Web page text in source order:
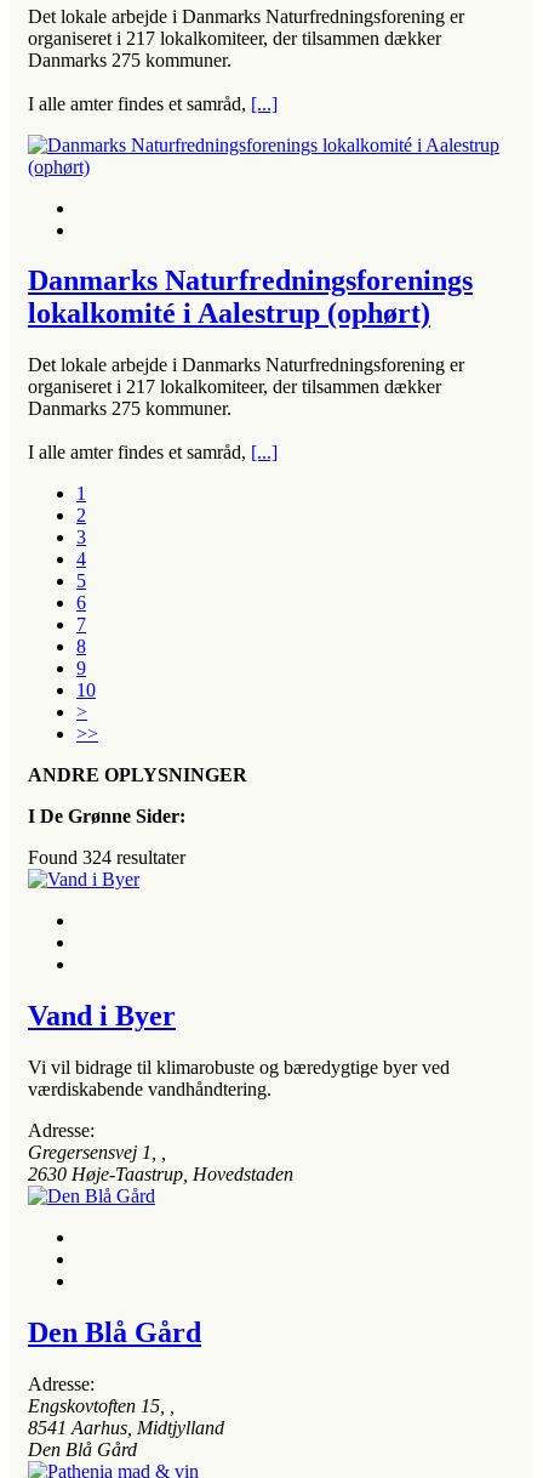
Det lokale arbejde i Danmarks Naturfredningsforening er
organiseret i 217 lokalkomiteer, der tilsammen dækker
Danmarks 275 kommuner.
I alle amter findes et samråd, [...]
Danmarks Naturfredningsforenings
lokalkomité i Aalestrup (ophørt)
Det lokale arbejde i Danmarks Naturfredningsforening er
organiseret i 217 lokalkomiteer, der tilsammen dækker
Danmarks 275 kommuner.
I alle amter findes et samråd, [...]
1
2
3
4
5
6
7
8
9
10
>
>>
ANDRE OPLYSNINGER
I De Grønne Sider:
Found 324 resultater
Vand i Byer
Vi vil bidrage til klimarobuste og bæredygtige byer ved
værdiskabende vandhåndtering.
Adresse:
Gregersensvej 1
2630 Høje-Taastrup, Hovedstaden
Den Blå Gård
Adresse:
Engskovtoften 15
8541 Aarhus, Midtjylland
Den Blå Gård